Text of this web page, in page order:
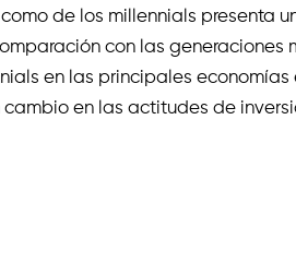
como de los millennials presenta
con las generaciones
en las principales
en las actitudes de